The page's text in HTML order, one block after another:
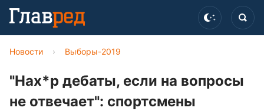
Новости › Выборы-2019
"Нах*р дебаты, если на вопросы
не отвечает": спортсмены